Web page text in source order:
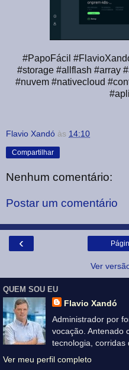
#PapoFácil
#storage #allflash #array
#nuvem #nativecloud
Flavio Xandó às 14:10
Compartilhar
Nenhum comentário:
Postar um comentário
‹
Ver
QUEM SOU EU
Flavio Xandó
Administrador por
vocação. Antenado
tecnologia, corridas
Ver meu perfil completo